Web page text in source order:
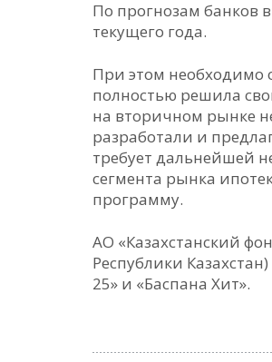
По прогнозам банков
текущего года.
При этом необходимо
полностью решила
на вторичном рынке
разработали и
требует дальнейшей
сегмента рынка
программу.
АО «Казахстанский
Республики
25» и «Баспана Хит».